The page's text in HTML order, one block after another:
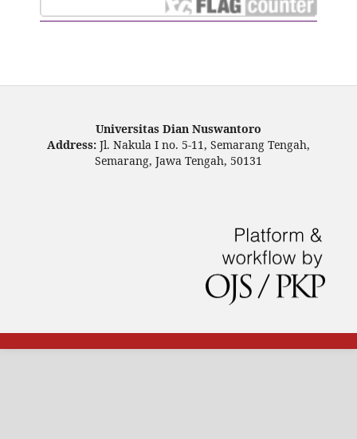
Universitas Dian Nuswantoro
Address: Jl. Nakula I no. 5-11, Semarang Tengah,
Semarang, Jawa Tengah, 50131